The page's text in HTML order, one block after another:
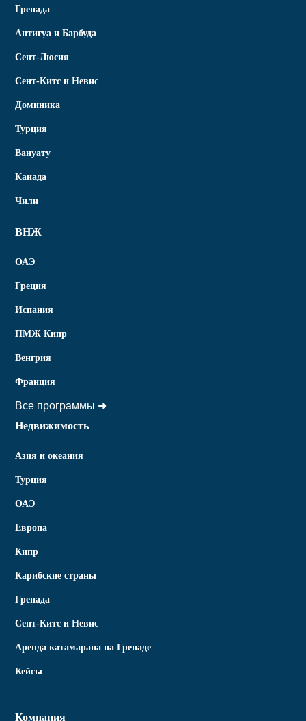
Гренада
Антигуа и Барбуда
Сент-Люсия
Сент-Китс и Невис
Доминика
Турция
Вануату
Канада
Чили
ВНЖ
ОАЭ
Греция
Испания
ПМЖ Кипр
Венгрия
Франция
Все программы ➜
Недвижимость
Азия и океания
Турция
ОАЭ
Европа
Кипр
Карибские страны
Гренада
Сент-Китс и Невис
Аренда катамарана на Гренаде
Кейсы
Компания